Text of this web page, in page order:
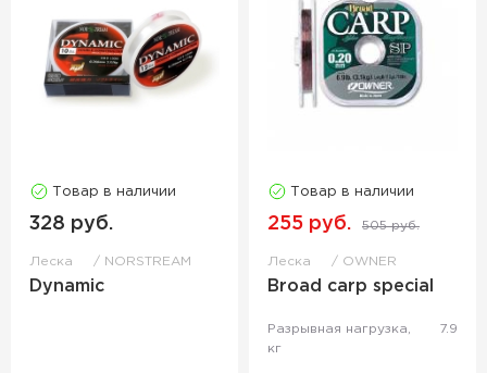
Товар в наличии
328 руб.
Леска NORSTREAM
Dynamic
Товар в наличии
255 руб. 505 руб.
Леска OWNER
Broad carp special
Разрывная нагрузка,
кг
7.9